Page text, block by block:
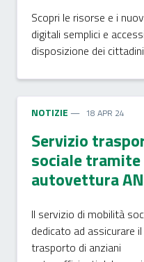
Scopri le risorse e i
digitali semplici e
disposizione dei
NOTIZIE 18 APR 24
Servizio
sociale tramite
autovettura
Il servizio di mobilità
dedicato ad assicurare il
trasporto di anziani